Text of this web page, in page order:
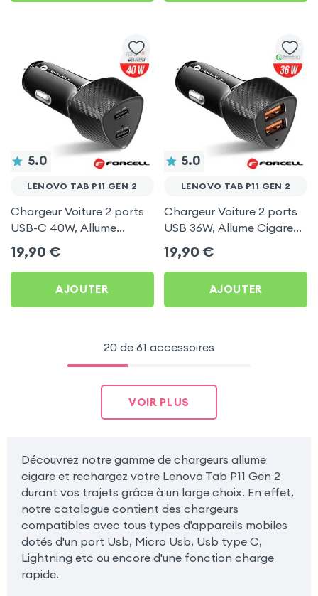
5.0
LENOVO TAB P11 GEN 2
Chargeur Voiture 2 ports
USB-C 40W, Allume
Cigare avec Finition
Carbone pour Lenovo
Tab P11 Gen 2
19,90 €
AJOUTER
5.0
LENOVO TAB P11 GEN 2
Chargeur Voiture 2 ports
USB 36W, Allume Cigare
avec Finition Carbone
pour Lenovo Tab P11 Gen
2
19,90 €
AJOUTER
20 de 61 accessoires
VOIR PLUS
Découvrez notre gamme de chargeurs allume
cigare et rechargez votre Lenovo Tab P11 Gen 2
durant vos trajets grâce à un large choix. En effet,
notre catalogue contient des chargeurs
compatibles avec tous types d'appareils mobiles
dotés d'un port Usb, Micro Usb, Usb type C,
Lightning etc ou encore d'une fonction charge
rapide.